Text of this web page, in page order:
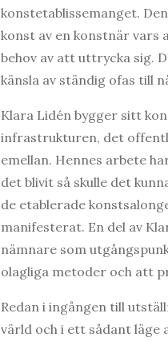
konstetablissemanget.
konst av en konstnär vars
behov av att uttrycka sig.
känsla av ständig ofas till
Klara Lidén bygger sitt
infrastrukturen, det
emellan. Hennes arbete
det blivit så skulle det
de etablerade
manifesterat. En del av
nämnare som
olagliga metoder och att
Redan i ingången till
värld och i ett sådant läge